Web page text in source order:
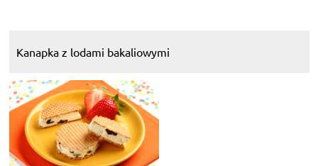
Kanapka z lodami bakaliowymi